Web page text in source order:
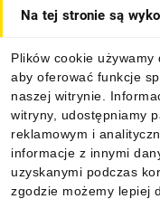
Na tej stronie są
Plików cookie
aby oferować funkcje
naszej witrynie.
witryny, udostępniamy
reklamowym i
informacje z innymi
uzyskanymi podczas
zgodzie możemy lepiej
Informacje
Pobierz